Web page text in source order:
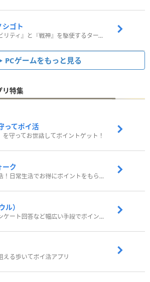
シゴト
武器の『アビリティ』と『戦神』を駆使するターン制コマンドバトルRPG！
PCゲームをもっと見る
リ特集
ってポイ活
を守ってお世話してポイントゲット！
ーク
歩いてポイ活！日常生活でお得にポイントをもらおう
ル）
歩いたりアンケート回答など幅広い手段でポイントをゲット
える歩いてポイ活アプリ